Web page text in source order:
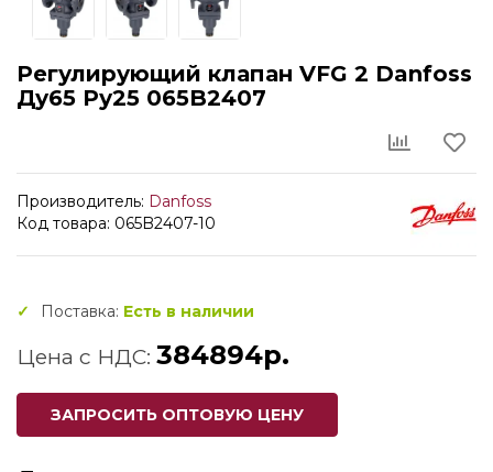
Регулирующий клапан VFG 2 Danfoss
Ду65 Ру25 065B2407
Производитель: Danfoss
Код товара: 065B2407-10
Поставка: Есть в наличии
Цена с НДС: 384894р.
ЗАПРОСИТЬ ОПТОВУЮ ЦЕНУ